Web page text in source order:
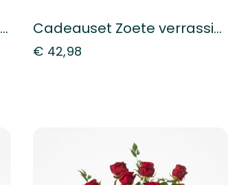
Cadeauset Bubbels en roze rozen Cadeauset Zoete verrassing
€ 42,98